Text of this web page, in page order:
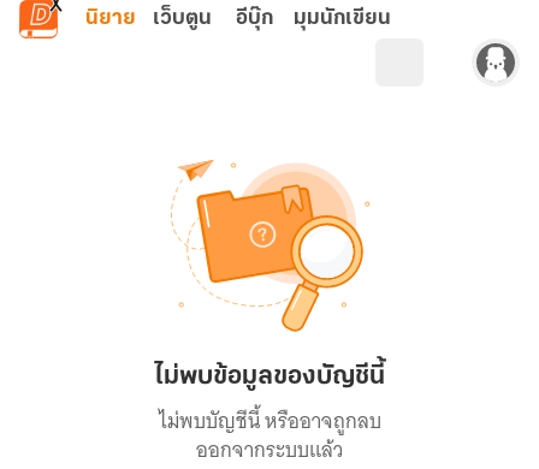
ข้ามไปยังเนื้อหาหลัก
นิยาย เว็บตูน อีบุ๊ก มุมนักเขียน
ไม่พบข้อมูลของบัญชีนี้
ไม่พบบัญชีนี้ หรืออาจถูกลบ
ออกจากระบบแล้ว